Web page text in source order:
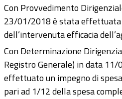
Con Provvedimento
23/01/2018 è stata
dell’intervenuta efficacia
Con Determinazione
Registro Generale) in data
effettuato un impegno di
pari ad 1/12 della spesa